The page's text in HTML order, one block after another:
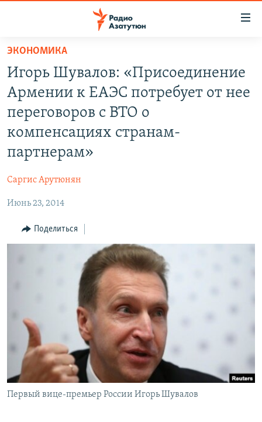
Перейти
основному
содержанию
Перейти
основной
навигации
Перейти
НОВОСТИ
ПОЛИТИКА
ЭКОНОМИКА
НАГОРНЫЙ КАРАБАХ
КУЛЬТУРА
СПОРТ
Русский
Все сайты Радио Азатутюн
ЭКОНОМИКА
Игорь Шувалов: «Присоединение
Армении к ЕАЭС потребует от нее
переговоров с ВТО о
компенсациях странам-
партнерам»
Саргис Арутюнян
Июнь 23, 2014
Поделиться
Первый вице-премьер России Игорь Шувалов